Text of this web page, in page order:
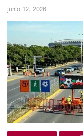
junio 12, 2026